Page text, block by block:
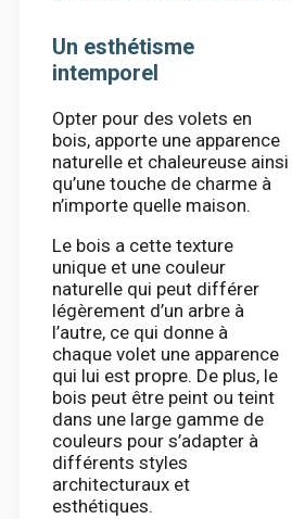
Un esthétisme
intemporel
Opter pour des volets en
bois, apporte une apparence
naturelle et chaleureuse ainsi
qu’une touche de charme à
n’importe quelle maison.
Le bois a cette texture
unique et une couleur
naturelle qui peut différer
légèrement d’un arbre à
l’autre, ce qui donne à
chaque volet une apparence
qui lui est propre. De plus, le
bois peut être peint ou teint
dans une large gamme de
couleurs pour s’adapter à
différents styles
architecturaux et
esthétiques.